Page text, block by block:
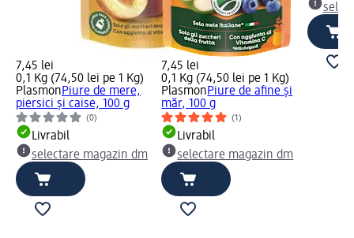
7,45 lei
0,1 Kg (74,50 lei pe 1 Kg)
PlasmonPiure de mere,
piersici și caise, 100 g
(0)
Livrabil
selectare magazin dm
7,45 lei
0,1 Kg (74,50 lei pe 1 Kg)
PlasmonPiure de afine și
măr, 100 g
(1)
Livrabil
selectare magazin dm